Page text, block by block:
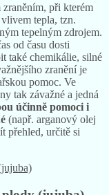
při kterém
tepla, tzn.
tepelným zdrojem.
od času dosti
také chemikálie, silné
zranění je
pomoc. Ve
tak závažné a jedná
účinně pomoci i
(např. arganový olej
přehled, určitě si